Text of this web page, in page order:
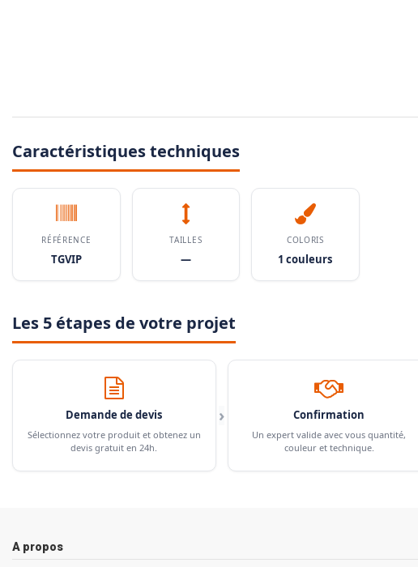
Caractéristiques techniques
RÉFÉRENCE
TGVIP
TAILLES
—
COLORIS
1 couleurs
Les 5 étapes de votre projet
Demande de devis
Sélectionnez votre produit et obtenez un
devis gratuit en 24h.
› Confirmation
Un expert valide avec vous quantité,
couleur et technique.
A propos